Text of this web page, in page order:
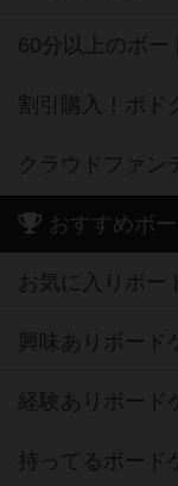
60分以上のボー
割引購入！ボド
クラウドファン
おすすめボ
お気に入りボー
興味ありボー
経験ありボード
持ってるボード